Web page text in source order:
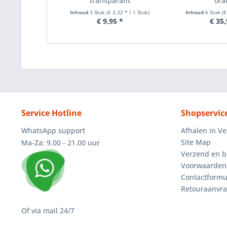
Inhoud3 Stuk(€ 3,32 * / 1 Stuk)
€ 9,95 *
Inhoud 6 Stuk
€
Service Hotline
WhatsApp support
Ma-Za: 9.00 - 21.00 uur
Of via mail 24/7
Afhalen in
Site Map
Verzend en
Voorwaarden